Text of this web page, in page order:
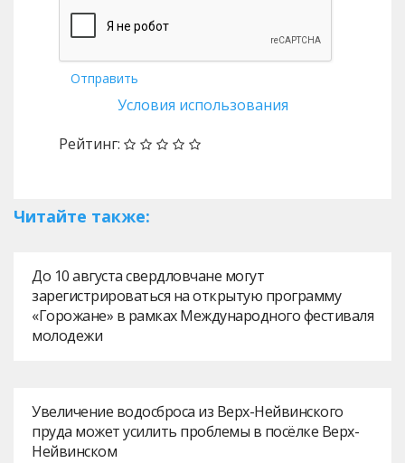
Отправить
Условия использования
Рейтинг:
Читайте также:
До 10 августа свердловчане могут
зарегистрироваться на открытую программу
«Горожане» в рамках Международного фестиваля
молодежи
Увеличение водосброса из Верх-Нейвинского
пруда может усилить проблемы в посёлке Верх-
Нейвинском